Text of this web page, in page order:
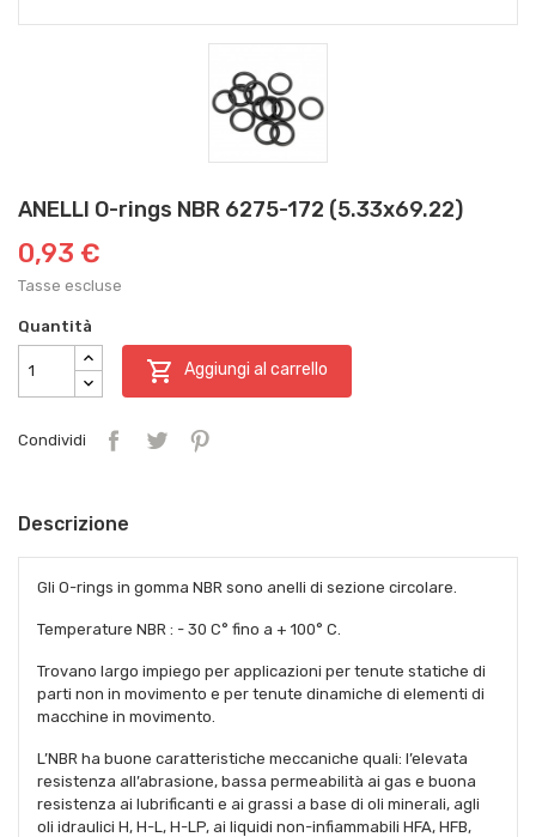
ANELLI O-rings NBR 6275-172 (5.33x69.22)
0,93 €
Tasse escluse
Quantità
 Aggiungi al carrello
Condividi
Descrizione
Gli O-rings in gomma NBR sono anelli di sezione circolare.
Temperature NBR : - 30 C° fino a + 100° C.
Trovano largo impiego per applicazioni per tenute statiche di
parti non in movimento e per tenute dinamiche di elementi di
macchine in movimento.
L’NBR ha buone caratteristiche meccaniche quali: l’elevata
resistenza all’abrasione, bassa permeabilità ai gas e buona
resistenza ai lubrificanti e ai grassi a base di oli minerali, agli
oli idraulici H, H-L, H-LP, ai liquidi non-infiammabili HFA, HFB,